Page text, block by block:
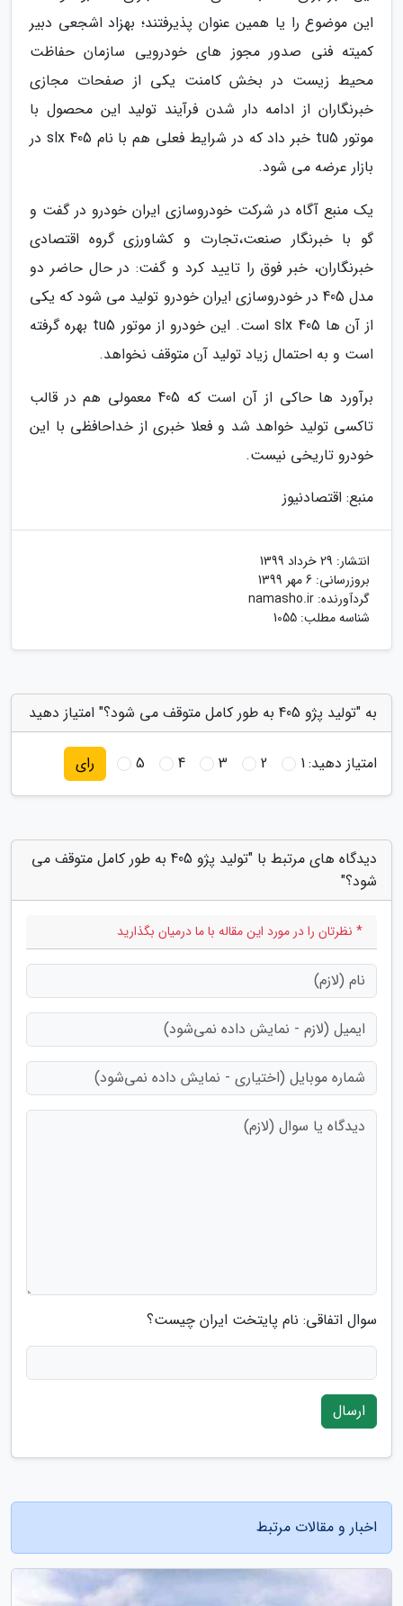
این موضوع را یا همین عنوان پذیرفتند؛ بهزاد اشجعی دبیر
کمیته فنی صدور مجوز های خودرویی سازمان حفاظت
محیط زیست در بخش کامنت یکی از صفحات مجازی
خبرنگاران از ادامه دار شدن فرآیند تولید این محصول با
موتور tu5 خبر داد که در شرایط فعلی هم با نام 405 slx در
بازار عرضه می شود.
یک منبع آگاه در شرکت خودروسازی ایران خودرو در گفت و
گو با خبرنگار صنعت،تجارت و کشاورزی گروه اقتصادی
خبرنگاران، خبر فوق را تایید کرد و گفت: در حال حاضر دو
مدل 405 در خودروسازی ایران خودرو تولید می شود که یکی
از آن ها 405 slx است. این خودرو از موتور tu5 بهره گرفته
است و به احتمال زیاد تولید آن متوقف نخواهد.
برآورد ها حاکی از آن است که 405 معمولی هم در قالب
تاکسی تولید خواهد شد و فعلا خبری از خداحافظی با این
خودرو تاریخی نیست.
منبع: اقتصادنیوز
انتشار: 29 خرداد 1399
بروزرسانی: 6 مهر 1399
گردآورنده: namasho.ir
شناسه مطلب: 1055
به "تولید پژو 405 به طور کامل متوقف می شود؟" امتیاز دهید
امتیاز دهید:1
2
3
4
5 رای
دیدگاه های مرتبط با "تولید پژو 405 به طور کامل متوقف می
شود؟"
* نظرتان را در مورد این مقاله با ما درمیان بگذارید
سوال اتفاقی: نام پایتخت ایران چیست؟
ارسال
اخبار و مقالات مرتبط